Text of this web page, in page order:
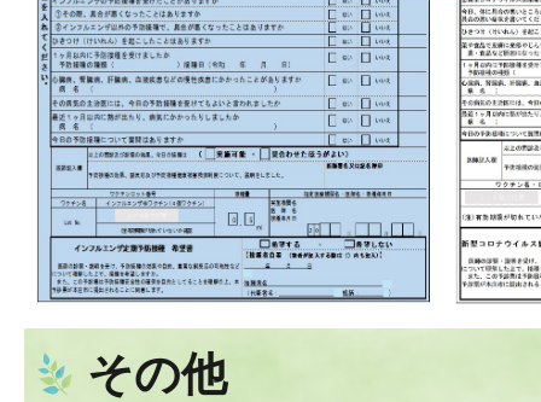
その他